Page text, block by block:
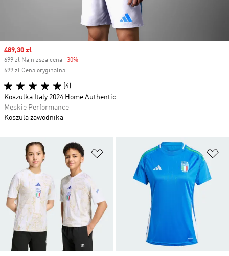
Dodaj do listy życzeń
Sale price
489,30 zł
699 zł Najniższa cena -30%
699 zł Cena oryginalna
(4)
Koszulka Italy 2024 Home Authentic
Męskie Performance
Koszula zawodnika